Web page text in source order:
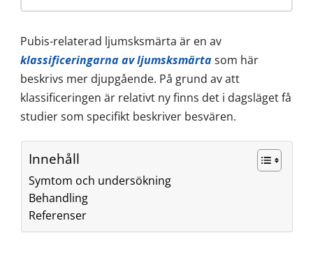
Pubis-relaterad ljumsksmärta är en av
klassificeringarna av ljumsksmärtasom här
beskrivs mer djupgående. På grund av att
klassificeringen är relativt ny finns det i dagsläget få
studier som specifikt beskriver besvären.
Innehåll
Symtom och undersökning
Behandling
Referenser